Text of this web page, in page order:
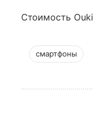
Стоимость
смартфоны